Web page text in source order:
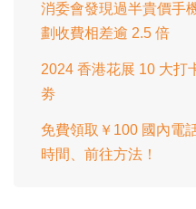
消委會發現過半貴價手
劃收費相差逾 2.5 倍
2024 香港花展 10 大打
劵
免費領取￥100 國內電
時間、前往方法！